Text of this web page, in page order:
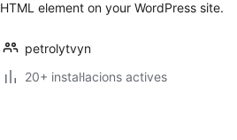
HTML element on your WordPress site.
petrolytvyn
20+ instal·lacions actives